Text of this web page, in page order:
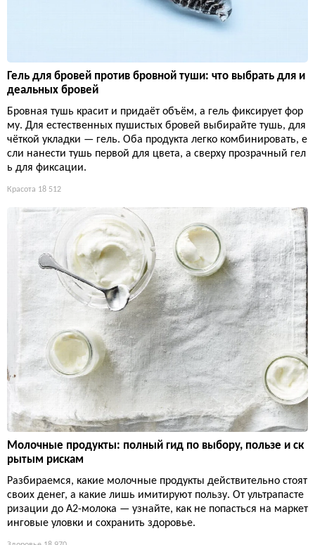
Гель для бровей против бровной туши: что выбрать для и
деальных бровей
Бровная тушь красит и придаёт объём, а гель фиксирует фор
му. Для естественных пушистых бровей выбирайте тушь, для
чёткой укладки — гель. Оба продукта легко комбинировать, е
сли нанести тушь первой для цвета, а сверху прозрачный гел
ь для фиксации.
Красота 18 512
Молочные продукты: полный гид по выбору, пользе и ск
рытым рискам
Разбираемся, какие молочные продукты действительно стоят
своих денег, а какие лишь имитируют пользу. От ультрапасте
ризации до А2-молока — узнайте, как не попасться на маркет
инговые уловки и сохранить здоровье.